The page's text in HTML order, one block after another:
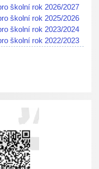
školní rok 2026/2027
školní rok 2025/2026
školní rok 2023/2024
školní rok 2022/2023